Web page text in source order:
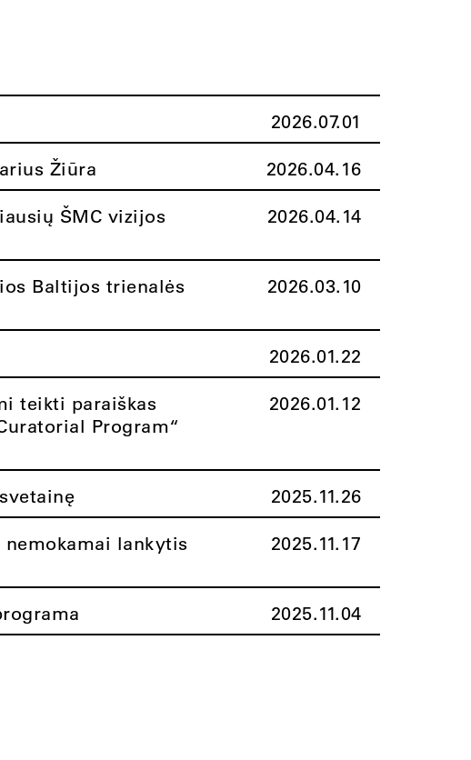
2026.07.01
Žiūra 2026.04.16
ŠMC vizijos
2026.04.14
Baltijos trienalės
2026.03.10
2026.01.22
teikti paraiškas
Program“
2026.01.12
2025.11.26
nemokamai lankytis
2025.11.17
2025.11.04